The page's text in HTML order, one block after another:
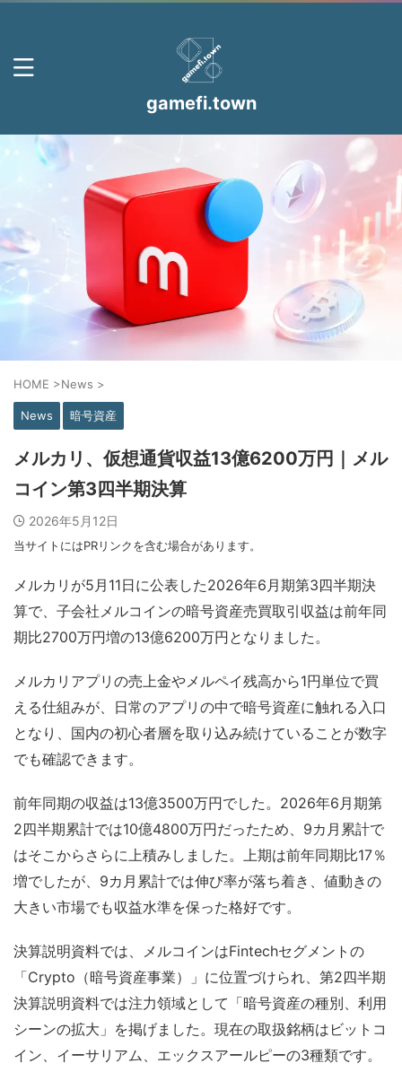
gamefi.town
HOME >News >
News 暗号資産
メルカリ、仮想通貨収益13億6200万円｜メル
コイン第3四半期決算
2026年5月12日
当サイトにはPRリンクを含む場合があります。
メルカリが5月11日に公表した2026年6月期第3四半期決
算で、子会社メルコインの暗号資産売買取引収益は前年同
期比2700万円増の13億6200万円となりました。
メルカリアプリの売上金やメルペイ残高から1円単位で買
える仕組みが、日常のアプリの中で暗号資産に触れる入口
となり、国内の初心者層を取り込み続けていることが数字
でも確認できます。
前年同期の収益は13億3500万円でした。2026年6月期第
2四半期累計では10億4800万円だったため、9カ月累計で
はそこからさらに上積みしました。上期は前年同期比17％
増でしたが、9カ月累計では伸び率が落ち着き、値動きの
大きい市場でも収益水準を保った格好です。
決算説明資料では、メルコインはFintechセグメントの
「Crypto（暗号資産事業）」に位置づけられ、第2四半期
決算説明資料では注力領域として「暗号資産の種別、利用
シーンの拡大」を掲げました。現在の取扱銘柄はビットコ
イン、イーサリアム、エックスアールピーの3種類です。